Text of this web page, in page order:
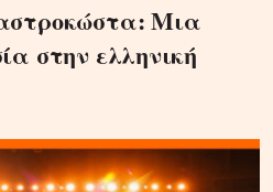
Μια
στην ελληνική